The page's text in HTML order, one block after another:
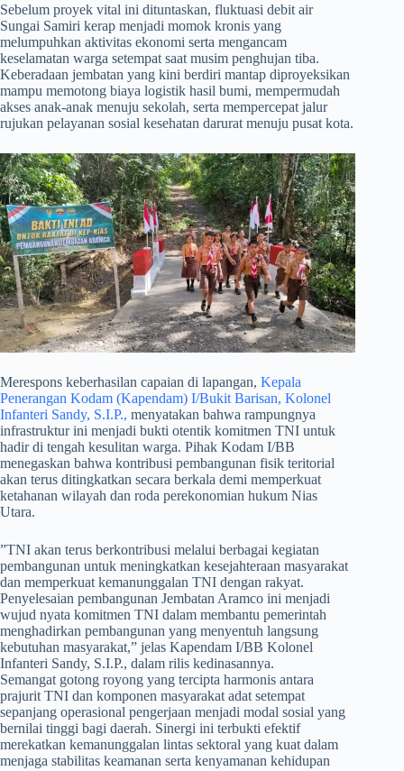
​Sebelum proyek vital ini dituntaskan, fluktuasi debit air
Sungai Samiri kerap menjadi momok kronis yang
melumpuhkan aktivitas ekonomi serta mengancam
keselamatan warga setempat saat musim penghujan tiba.
Keberadaan jembatan yang kini berdiri mantap diproyeksikan
mampu memotong biaya logistik hasil bumi, mempermudah
akses anak-anak menuju sekolah, serta mempercepat jalur
rujukan pelayanan sosial kesehatan darurat menuju pusat kota.
​Merespons keberhasilan capaian di lapangan, Kepala
Penerangan Kodam (Kapendam) I/Bukit Barisan, Kolonel
Infanteri Sandy, S.I.P., menyatakan bahwa rampungnya
infrastruktur ini menjadi bukti otentik komitmen TNI untuk
hadir di tengah kesulitan warga. Pihak Kodam I/BB
menegaskan bahwa kontribusi pembangunan fisik teritorial
akan terus ditingkatkan secara berkala demi memperkuat
ketahanan wilayah dan roda perekonomian hukum Nias
Utara.
​”TNI akan terus berkontribusi melalui berbagai kegiatan
pembangunan untuk meningkatkan kesejahteraan masyarakat
dan memperkuat kemanunggalan TNI dengan rakyat.
Penyelesaian pembangunan Jembatan Aramco ini menjadi
wujud nyata komitmen TNI dalam membantu pemerintah
menghadirkan pembangunan yang menyentuh langsung
kebutuhan masyarakat,” jelas Kapendam I/BB Kolonel
Infanteri Sandy, S.I.P., dalam rilis kedinasannya.
Semangat gotong royong yang tercipta harmonis antara
prajurit TNI dan komponen masyarakat adat setempat
sepanjang operasional pengerjaan menjadi modal sosial yang
bernilai tinggi bagi daerah. Sinergi ini terbukti efektif
merekatkan kemanunggalan lintas sektoral yang kuat dalam
menjaga stabilitas keamanan serta kenyamanan kehidupan